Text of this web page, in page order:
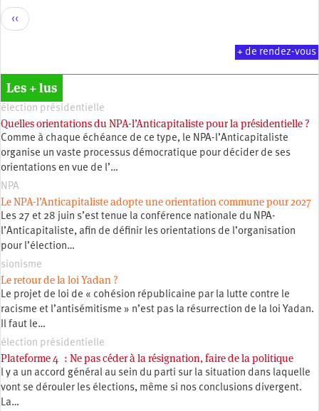
Pagination
Page
précédente
‹‹
+ de rendez-vous
Les + lus
élection présidentielle
Quelles orientations du NPA-l’Anticapitaliste pour la présidentielle ?
Comme à chaque échéance de ce type, le NPA-l’Anticapitaliste
organise un vaste processus démocratique pour décider de ses
orientations en vue de l’…
NPA
Le NPA-l’Anticapitaliste adopte une orientation commune pour 2027
Les 27 et 28 juin s’est tenue la conférence nationale du NPA-
l’Anticapitaliste, afin de définir les orientations de l’organisation
pour l’élection…
sionisme
Le retour de la loi Yadan ?
Le projet de loi de « cohésion républicaine par la lutte contre le
racisme et l’antisémitisme » n’est pas la résurrection de la loi Yadan.
Il faut le…
élection présidentielle
Plateforme 4 : Ne pas céder à la résignation, faire de la politique
l y a un accord général au sein du parti sur la situation dans laquelle
vont se dérouler les élections, même si nos conclusions divergent.
La…